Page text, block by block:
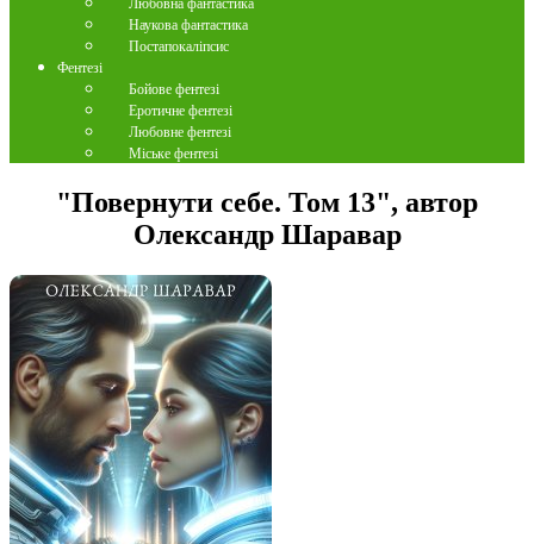
Любовна фантастика
Наукова фантастика
Постапокаліпсис
Фентезі
Бойове фентезі
Еротичне фентезі
Любовне фентезі
Міське фентезі
"Повернути себе. Том 13", автор
Олександр Шаравар